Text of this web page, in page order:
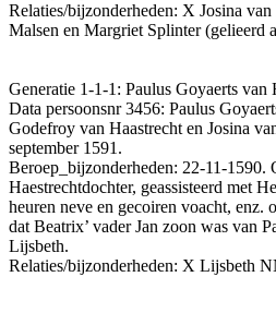
Relaties/bijzonderheden: X Josina
Malsen en Margriet Splinter (gelieerd
Generatie 1-1-1: Paulus Goyaerts van
Data persoonsnr 3456: Paulus
Godefroy van Haastrecht en Josina
september 1591.
Beroep_bijzonderheden: 22-11-1590.
Haestrechtdochter, geassisteerd met
heuren neve en gecoiren voacht, enz.
dat Beatrix’ vader Jan zoon was van
Lijsbeth.
Relaties/bijzonderheden: X Lijsbeth